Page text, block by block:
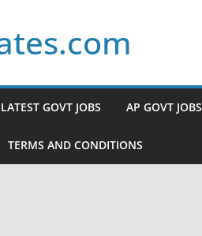
LATEST GOVT JOBS AP GOVT JOBS
TERMS AND CONDITIONS